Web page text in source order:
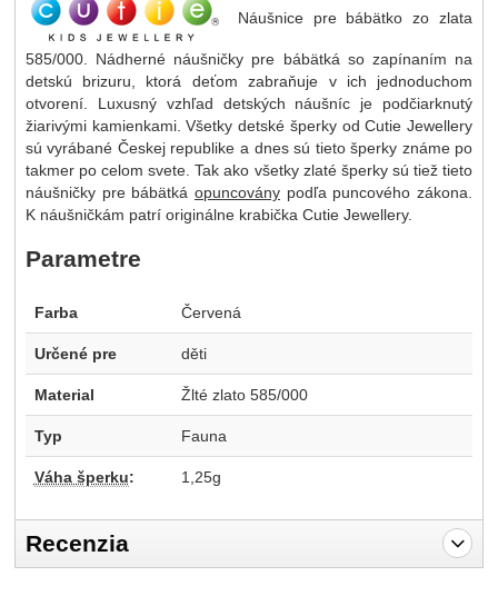
Náušnice pre bábätko zo zlata
585/000. Nádherné náušničky pre bábätká so zapínaním na
detskú brizuru, ktorá deťom zabraňuje v ich jednoduchom
otvorení. Luxusný vzhľad detských náušníc je podčiarknutý
žiarivými kamienkami. Všetky detské šperky od Cutie Jewellery
sú vyrábané Českej republike a dnes sú tieto šperky známe po
takmer po celom svete. Tak ako všetky zlaté šperky sú tiež tieto
náušničky pre bábätká opuncovány podľa puncového zákona.
K náušničkám patrí originálne krabička Cutie Jewellery.
Parametre
Farba Červená
Určené pre děti
Material Žlté zlato 585/000
Typ Fauna
Váha šperku: 1,25g
Recenzia